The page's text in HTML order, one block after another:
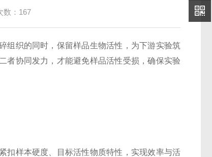
数：167
组织的同时，保留样品生物活性，为下游实验筑
者协同发力，才能避免样品活性受损，确保实验
样本硬度、目标活性物质特性，实现效率与活